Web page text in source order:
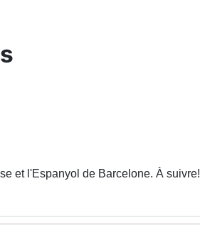
et l'Espanyol de Barcelone. À suivre!